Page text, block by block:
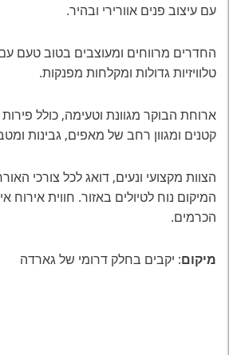
עם עיצוב פנים אוורירי ובהיר.
החדרים מרווחים ומעוצבים בטוב טעם
טלוויזיות גדולות ומקלחות מפנקות.
ארוחת הבוקר מגוונת וטעימה, כולל פירות
קטנים ומגוון רחב של מאפים, גבינות
הצוות מקצועי ונעים, דואג לכל צורכי
המיקום נוח לטיולים באזור. חווית אירוח
הכרמים.
מיקום: יקבים בחלק דרומי של גארדה